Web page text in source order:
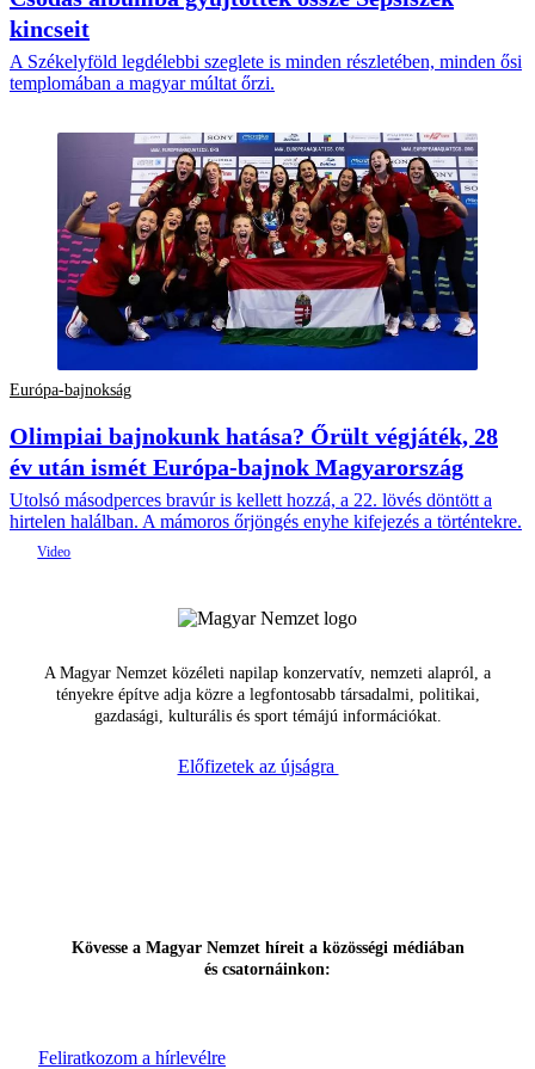
kincseit
A Székelyföld legdélebbi szeglete is minden részletében, minden ősi
templomában a magyar múltat őrzi.
Európa-bajnokság
Olimpiai bajnokunk hatása? Őrült végjáték, 28
év után ismét Európa-bajnok Magyarország
Utolsó másodperces bravúr is kellett hozzá, a 22. lövés döntött a
hirtelen halálban. A mámoros őrjöngés enyhe kifejezés a történtekre.
A Magyar Nemzet közéleti napilap konzervatív, nemzeti alapról, a
tényekre építve adja közre a legfontosabb társadalmi, politikai,
gazdasági, kulturális és sport témájú információkat.
Előfizetek az újságra
Feliratkozom a hírlevélre
Kövesse a Magyar Nemzet híreit a közösségi médiában
és csatornáinkon: